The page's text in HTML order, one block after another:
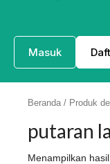
Masuk
Beranda / Produk
putaran
Menampilkan